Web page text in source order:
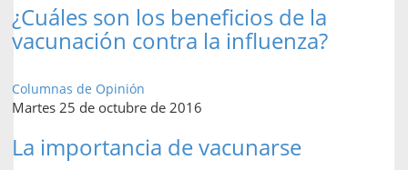
¿Cuáles son los beneficios de la
vacunación contra la influenza?
Columnas de Opinión
Martes 25 de octubre de 2016
La importancia de vacunarse